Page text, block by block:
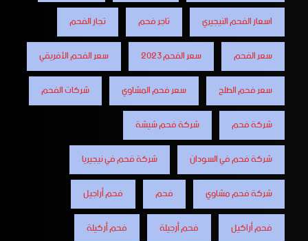
اسعار الفحم النيجيري
تاجر فحم
تجار الفحم
سعر الفحم
سعر الفحم 2023
سعر الفحم الأفريقي
سعر فحم الطلح
سعر فحم المشاوي
شركات الفحم
شركة فحم
شركة فحم شيشة
شركة فحم في السودان
شركة فحم في نيجيريا
شركة فحم مشاوي
فحم
فحم أراجيل
فحم أراكيل
فحم أرجيلة
فحم أركيلة